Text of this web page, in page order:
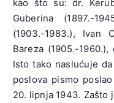
kao što su: dr.
Guberina (1897.-
(1903.-1983.), Ivan
Bareza (1905.-
Isto tako naslućuje
poslova pismo
20. lipnja 1943. Zašto